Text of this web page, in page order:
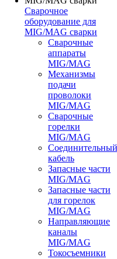
Сварочное
оборудование для
MIG/MAG сварки
Сварочные
аппараты
MIG/MAG
Механизмы
подачи
проволоки
MIG/MAG
Сварочные
горелки
MIG/MAG
Соединительный
кабель
Запасные части
MIG/MAG
Запасные части
для горелок
MIG/MAG
Направляющие
каналы
MIG/MAG
Токосъемники